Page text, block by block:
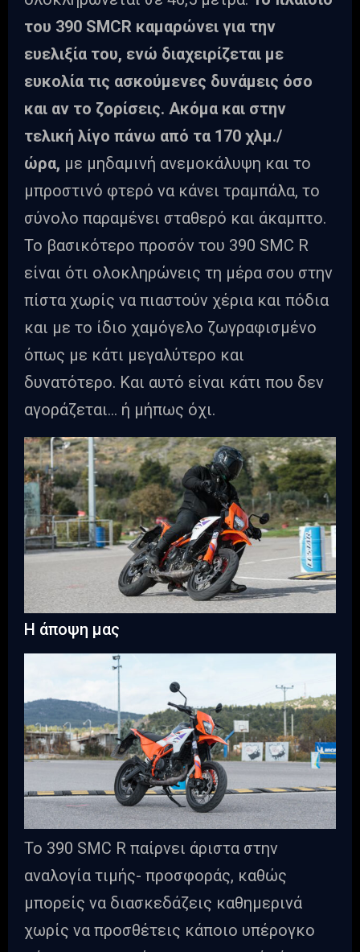
του 390 SMCR καμαρώνει για την
ευελιξία του, ενώ διαχειρίζεται με
ευκολία τις ασκούμενες δυνάμεις όσο
και αν το ζορίσεις. Ακόμα και στην
τελική λίγο πάνω από τα 170 χλμ./
ώρα, με μηδαμινή ανεμοκάλυψη και το
μπροστινό φτερό να κάνει τραμπάλα, το
σύνολο παραμένει σταθερό και άκαμπτο.
Το βασικότερο προσόν του 390 SMC R
είναι ότι ολοκληρώνεις τη μέρα σου στην
πίστα χωρίς να πιαστούν χέρια και πόδια
και με το ίδιο χαμόγελο ζωγραφισμένο
όπως με κάτι μεγαλύτερο και
δυνατότερο. Και αυτό είναι κάτι που δεν
αγοράζεται… ή μήπως όχι.
Η άποψη μας
Το 390 SMC R παίρνει άριστα στην
αναλογία τιμής- προσφοράς, καθώς
μπορείς να διασκεδάζεις καθημερινά
χωρίς να προσθέτεις κάποιο υπέρογκο